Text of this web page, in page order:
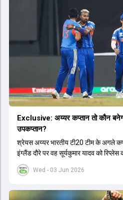
Wed - 03 Jun 2026
Exclusive: अय्यर कप्तान तो कौन
उपकप्तान?
श्रेयस अय्यर भारतीय टी20 टीम के अगले
इंग्लैंड दौरे पर वह सूर्यकुमार यादव को